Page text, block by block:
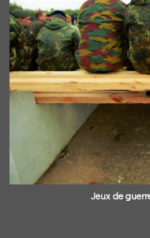
Jeux de